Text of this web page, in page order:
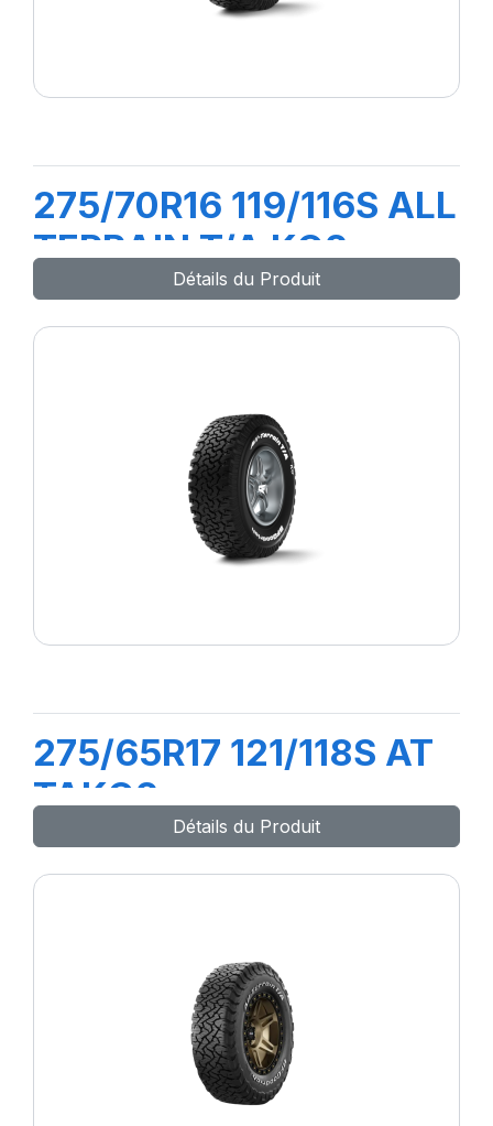
275/70R16 119/116S ALL
TERRAIN T/A KO2
Détails du Produit
275/65R17 121/118S AT
TAKO2
Détails du Produit